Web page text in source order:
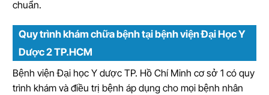
chuẩn.
Quy trình khám chữa bệnh tại bệnh viện Đại Học Y
Dược 2 TP.HCM
Bệnh viện Đại học Y dược TP. Hồ Chí Minh cơ sở 1 có quy
trình khám và điều trị bệnh áp dụng cho mọi bệnh nhân